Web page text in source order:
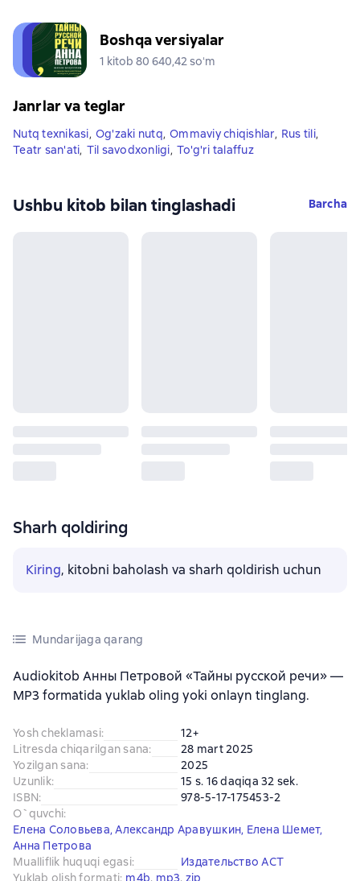
Boshqa versiyalar
1 kitob 80 640,42 soʻm
Janrlar va teglar
Nutq texnikasi, Og'zaki nutq, Ommaviy chiqishlar, Rus tili,
Teatr san'ati, Til savodxonligi, To'g'ri talaffuz
Ushbu kitob bilan tinglashadi Barcha
Sharh qoldiring
Kiring, kitobni baholash va sharh qoldirish uchun
Mundarijaga qarang
Audiokitob Анны Петровой «Тайны русской речи» —
MP3 formatida yuklab oling yoki onlayn tinglang.
Yosh cheklamasi:
12+
Litresda chiqarilgan sana:
28 mart 2025
Yozilgan sana:
2025
Uzunlik:
15 s. 16 daqiqa 32 sek.
ISBN:
978-5-17-175453-2
O`quvchi:
Елена Соловьева,Александр Аравушкин, Елена Шемет,
Анна Петрова
Mualliflik huquqi egasi:
Издательство АСТ
Yuklab olish formati: m4b, mp3, zip